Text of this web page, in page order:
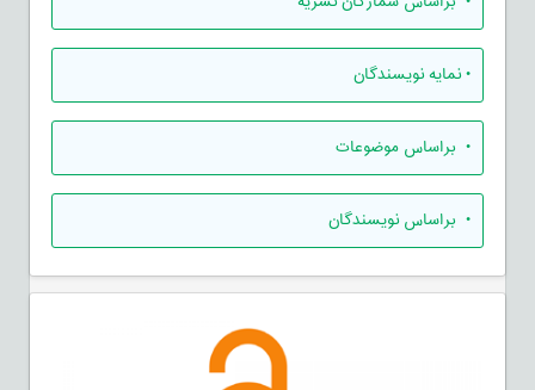
•نمایه نویسندگان
• براساس موضوعات
• براساس نویسندگان